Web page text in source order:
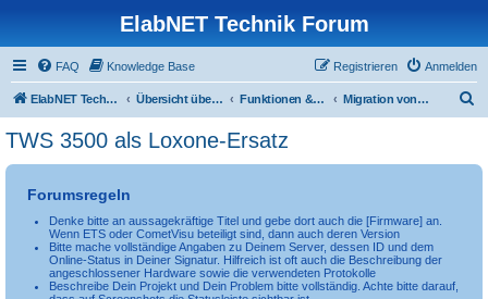
ElabNET Technik Forum
FAQ Knowledge Base Anmelden
Registrieren
ElabNET Technik Forum Übersicht über forum.timberwolf.io Funktionen & Leistungsmerkmale Migration von Loxone Miniserver
TWS 3500 als Loxone-Ersatz
Forumsregeln
Denke bitte an aussagekräftige Titel und gebe dort auch die [Firmware] an.
Wenn ETS oder CometVisu beteiligt sind, dann auch deren Version
Bitte mache vollständige Angaben zu Deinem Server, dessen ID und dem
Online-Status in Deiner Signatur. Hilfreich ist oft auch die Beschreibung der
angeschlossener Hardware sowie die verwendeten Protokolle
Beschreibe Dein Projekt und Dein Problem bitte vollständig. Achte bitte darauf,